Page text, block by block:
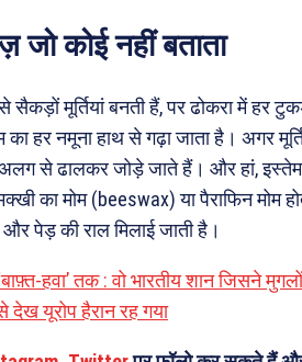
जो कोई नहीं बताता
मूर्तियां बनती हैं, पर ढोकरा में हर
हर नमूना हाथ से गढ़ा जाता है। अगर
से ढालकर जोड़े जाते हैं। और हां,
का मोम (beeswax) या पैराफिन मोम
पेड़ की राल मिलाई जाती है।
हवा’ तक : वो भारतीय शान जिसने
देख यूरोप हैरान रह गया